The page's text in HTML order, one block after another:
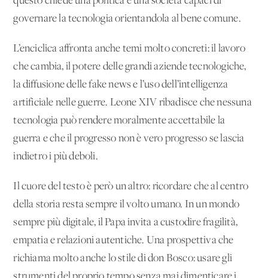
governare la tecnologia orientandola al bene comune.
L’enciclica affronta anche temi molto concreti: il lavoro
che cambia, il potere delle grandi aziende tecnologiche,
la diffusione delle fake news e l’uso dell’intelligenza
artificiale nelle guerre. Leone XIV ribadisce che nessuna
tecnologia può rendere moralmente accettabile la
guerra e che il progresso non è vero progresso se lascia
indietro i più deboli.
Il cuore del testo è però un altro: ricordare che al centro
della storia resta sempre il volto umano. In un mondo
sempre più digitale, il Papa invita a custodire fragilità,
empatia e relazioni autentiche. Una prospettiva che
richiama molto anche lo stile di don Bosco: usare gli